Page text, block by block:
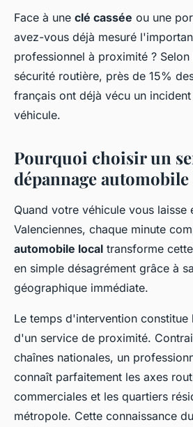
Face à une clé cassée ou une
avez-vous déjà mesuré
professionnel à proximité ?
sécurité routière, près de 15%
français ont déjà vécu un
véhicule.
Pourquoi choisir un
dépannage automobile
Quand votre véhicule vous laisse
Valenciennes, chaque minute
automobile local transforme
en simple désagrément grâce à
géographique immédiate.
Le temps d'intervention
d'un service de proximité.
chaînes nationales, un
connaît parfaitement les axes
commerciales et les quartiers
métropole. Cette connaissance